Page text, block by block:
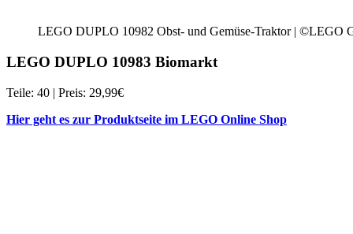
LEGO DUPLO 10982 Obst- und Gemüse-Traktor | ©LEGO
LEGO DUPLO 10983 Biomarkt
Teile: 40 | Preis: 29,99€
Hier geht es zur Produktseite im LEGO Online Shop